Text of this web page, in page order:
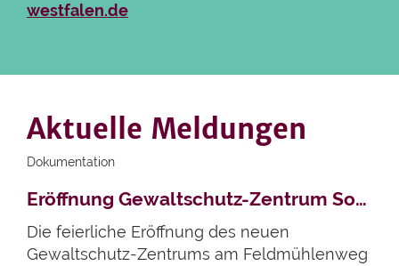
westfalen.de
Aktuelle Meldungen
Dokumentation
Eröffnung Gewaltschutz-Zentrum Soest
Die feierliche Eröffnung des neuen
Gewaltschutz-Zentrums am Feldmühlenweg